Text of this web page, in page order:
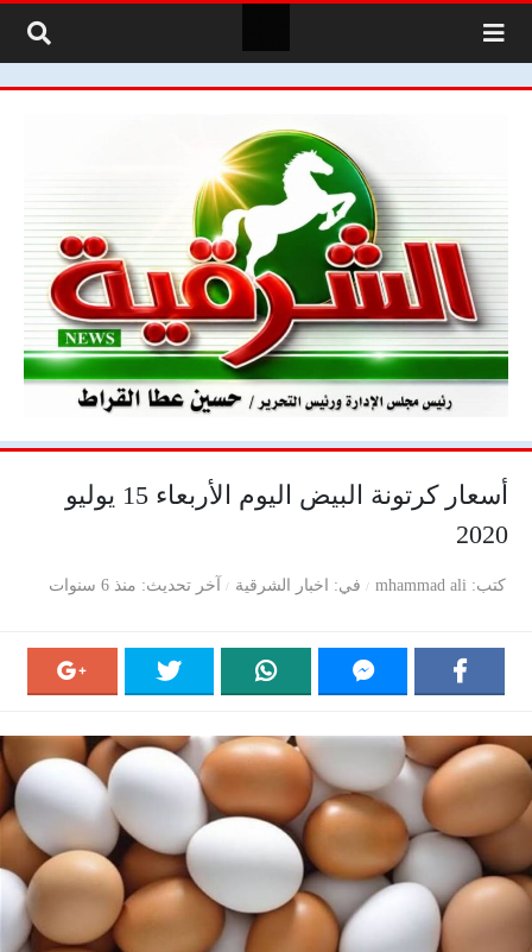
أسعار كرتونة البيض اليوم الأربعاء 15 يوليو
2020
كتب mhammad ali في اخبار الشرقية آخر تحديث منذ 6 سنوات